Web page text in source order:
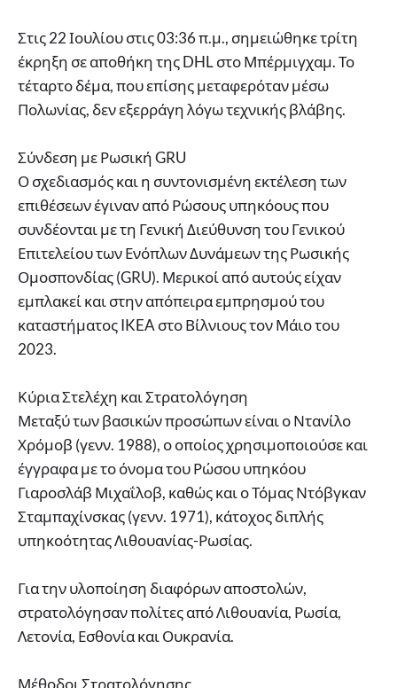
Στις 22 Ιουλίου στις 03:36 π.μ., σημειώθηκε τρίτη
έκρηξη σε αποθήκη της DHL στο Μπέρμιγχαμ. Το
τέταρτο δέμα, που επίσης μεταφερόταν μέσω
Πολωνίας, δεν εξερράγη λόγω τεχνικής βλάβης.
Σύνδεση με Ρωσική GRU
Ο σχεδιασμός και η συντονισμένη εκτέλεση των
επιθέσεων έγιναν από Ρώσους υπηκόους που
συνδέονται με τη Γενική Διεύθυνση του Γενικού
Επιτελείου των Ενόπλων Δυνάμεων της Ρωσικής
Ομοσπονδίας (GRU). Μερικοί από αυτούς είχαν
εμπλακεί και στην απόπειρα εμπρησμού του
καταστήματος IKEA στο Βίλνιους τον Μάιο του
2023.
Κύρια Στελέχη και Στρατολόγηση
Μεταξύ των βασικών προσώπων είναι ο Ντανίλο
Χρόμοβ (γενν. 1988), ο οποίος χρησιμοποιούσε και
έγγραφα με το όνομα του Ρώσου υπηκόου
Γιαροσλάβ Μιχαΐλοβ, καθώς και ο Τόμας Ντόβγκαν
Σταμπαχίνσκας (γενν. 1971), κάτοχος διπλής
υπηκοότητας Λιθουανίας-Ρωσίας.
Για την υλοποίηση διαφόρων αποστολών,
στρατολόγησαν πολίτες από Λιθουανία, Ρωσία,
Λετονία, Εσθονία και Ουκρανία.
Μέθοδοι Στρατολόγησης